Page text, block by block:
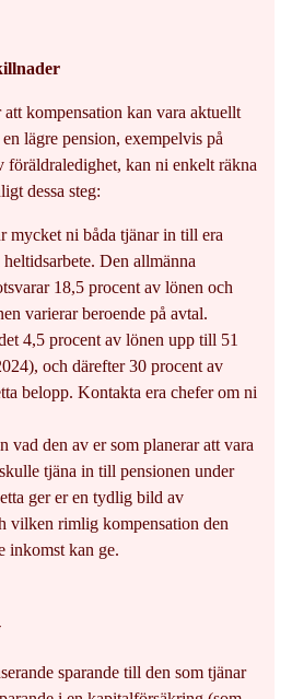
kompensation kan vara aktuellt
lägre pension, exempelvis på
föräldraledighet, kan ni enkelt räkna
dessa steg:
mycket ni båda tjänar in till era
Den allmänna
18,5 procent av lönen och
varierar beroende på avtal.
4,5 procent av lönen upp till 51
och därefter 30 procent av
belopp. Kontakta era chefer om ni
vad den av er som planerar att vara
tjäna in till pensionen under
ger er en tydlig bild av
vilken rimlig kompensation den
inkomst kan ge.
sparande till den som tjänar